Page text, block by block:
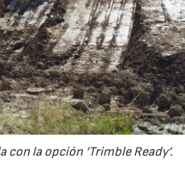
la opción ‘Trimble Ready’.